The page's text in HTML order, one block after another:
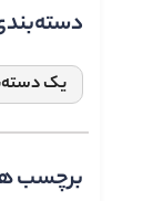
برچسب